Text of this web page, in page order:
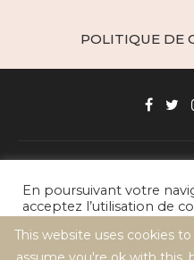
POLITIQUE DE
This website uses cookies
En poursuivant votre
acceptez l’utilisation de